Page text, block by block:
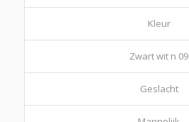
Kleur
Zwart wit n 09
Geslacht